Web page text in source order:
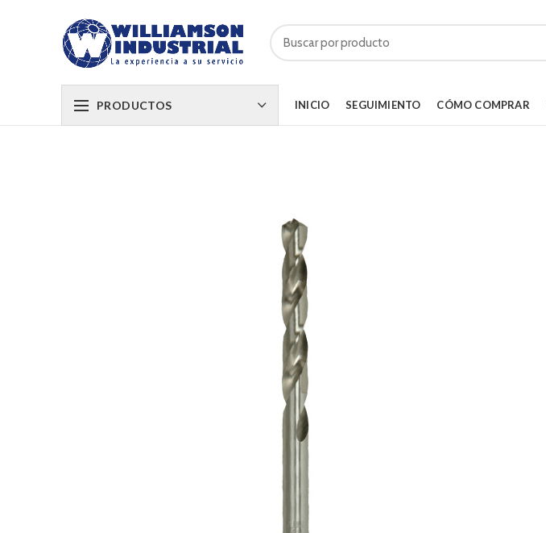
PRODUCTOS INICIO SEGUIMIENTO CÓMO COMPRAR